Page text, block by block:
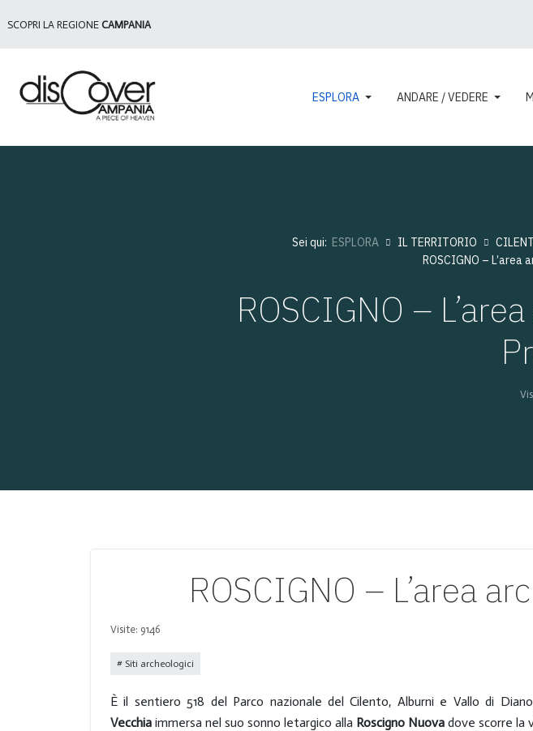
SCOPRI LA REGIONE CAMPANIA
ESPLORA ANDARE / VEDERE
Sei qui: ESPLORA IL TERRITORIO
ROSCIGNO – L’area
ROSCIGNO –
ROSCIGNO – L’area
Visite: 9146
Siti archeologici
È il sentiero 518 del Parco nazionale del Cilento, Alburni e Vallo di
Vecchia immersa nel suo sonno letargico alla Roscigno Nuova dove scorre la